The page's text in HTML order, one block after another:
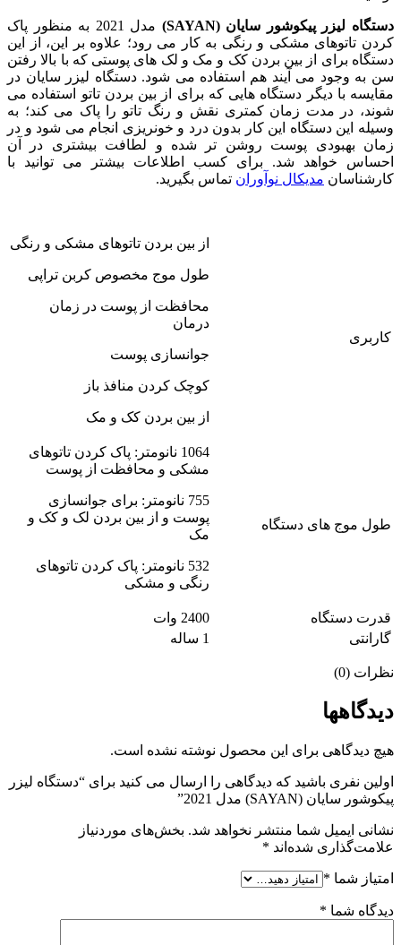
دستگاه لیزر پیکوشور سایان (SAYAN)
مدل 2021 به منظور پاک
کردن تاتوهای مشکی و رنگی به کار می رود؛ علاوه بر این، از این
دستگاه برای از بین بردن کک و مک و لک های پوستی که با بالا رفتن
سن به وجود می آیند هم استفاده می شود. دستگاه لیزر سایان در
مقایسه با دیگر دستگاه هایی که برای از بین بردن تاتو استفاده می
شوند، در مدت زمان کمتری نقش و رنگ تاتو را پاک می کند؛ به
وسیله این دستگاه این کار بدون درد و خونریزی انجام می شود و در
زمان بهبودی پوست روشن تر شده و لطافت بیشتری در آن
احساس خواهد شد. برای کسب اطلاعات بیشتر می توانید با
کارشناسان مدیکال نوآوران تماس بگیرید.
کاربری
از بین بردن تاتوهای مشکی و رنگی
طول موج مخصوص کربن تراپی
محافظت از پوست در زمان
درمان
جوانسازی پوست
کوچک کردن منافذ باز
از بین بردن کک و مک
طول موج های دستگاه
1064 نانومتر: پاک کردن تاتوهای
مشکی و محافظت از پوست
755 نانومتر: برای جوانسازی
پوست و از بین بردن لک و کک و
مک
532 نانومتر: پاک کردن تاتوهای
رنگی و مشکی
قدرت دستگاه
2400 وات
گارانتی
1 ساله
نظرات (0)
دیدگاهها
هیچ دیدگاهی برای این محصول نوشته نشده است.
اولین نفری باشید که دیدگاهی را ارسال می کنید برای “دستگاه لیزر
پیکوشور سایان (SAYAN) مدل 2021”
نشانی ایمیل شما منتشر نخواهد شد. بخش‌های موردنیاز
علامت‌گذاری شده‌اند *
امتیاز شما *
دیدگاه شما *